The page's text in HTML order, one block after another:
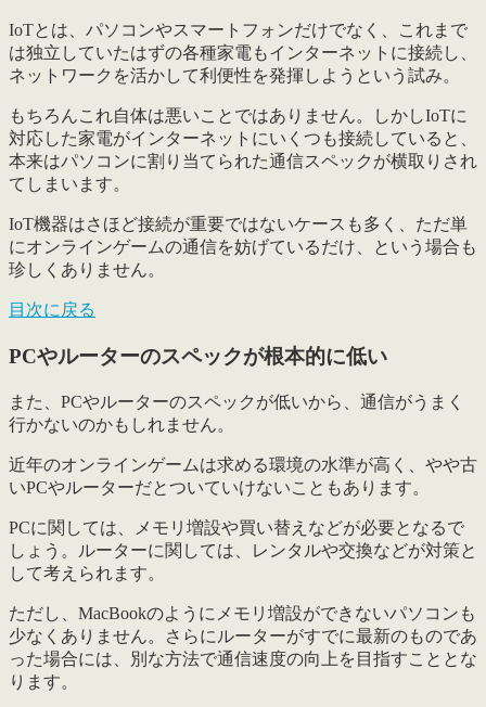
IoTとは、パソコンやスマートフォンだけでなく、これまで
は独立していたはずの各種家電もインターネットに接続し、
ネットワークを活かして利便性を発揮しようという試み。
もちろんこれ自体は悪いことではありません。しかしIoTに
対応した家電がインターネットにいくつも接続していると、
本来はパソコンに割り当てられた通信スペックが横取りされ
てしまいます。
IoT機器はさほど接続が重要ではないケースも多く、ただ単
にオンラインゲームの通信を妨げているだけ、という場合も
珍しくありません。
目次に戻る
PCやルーターのスペックが根本的に低い
また、 PCやルーターのスペックが低いから、通信がうまく
行かないのかもしれません。
近年のオンラインゲームは求める環境の水準が高く、やや古
いPCやルーターだとついていけないこともあります。
PCに関しては、メモリ増設や買い替えなどが必要となるで
しょう。ルーターに関しては、レンタルや交換などが対策と
して考えられます。
ただし、MacBookのようにメモリ増設ができないパソコンも
少なくありません。さらにルーターがすでに最新のものであ
った場合には、別な方法で通信速度の向上を目指すこととな
ります。